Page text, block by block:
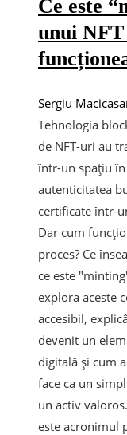
Ce este
unui NFT
Sergiu
Tehnologia
de NFT-uri au
într-un spațiu
autenticitatea
certificate într-
Dar cum
proces? Ce
ce este
explora aceste
accesibil,
devenit un
digitală și cum
face ca un
un activ
este acronimul